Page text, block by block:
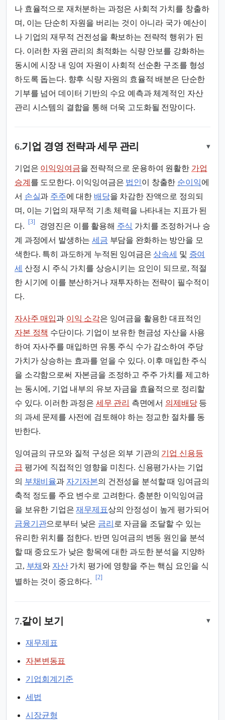
나 효율적으로 재처분하는 과정은 사회적 가치를 창출하
며, 이는 단순히 자원을 버리는 것이 아니라 국가 예산이
나 기업의 재무적 건전성을 확보하는 전략적 행위가 된
다. 이러한 자원 관리의 최적화는 식량 안보를 강화하는
동시에 시장 내 잉여 자원이 사회적 선순환 구조를 형성
하도록 돕는다. 향후 식량 자원의 효율적 배분은 단순한
기부를 넘어 데이터 기반의 수요 예측과 체계적인 자산
관리 시스템의 결합을 통해 더욱 고도화될 전망이다.
6.기업 경영 전략과 세무 관리 ▾
기업은 이익잉여금을 전략적으로 운용하여 원활한 가업
승계 를 도모한다. 이익잉여금은 법인이 창출한 순이익에
서 손실과 주주에 대한 배당을 차감한 잔액으로 정의되
며, 이는 기업의 재무적 기초 체력을 나타내는 지표가 된
다.
[3]
경영진은 이를 활용해 주식 가치를 조정하거나 승
계 과정에서 발생하는세금 부담을 완화하는 방안을 모
색한다. 특히 과도하게 누적된 잉여금은 상속세 및 증여
세 산정 시 주식 가치를 상승시키는 요인이 되므로, 적절
한 시기에 이를 분산하거나 재투자하는 전략이 필수적이
다.
자사주 매입과 이익 소각은 잉여금을 활용한 대표적인
자본 정책 수단이다. 기업이 보유한 현금성 자산을 사용
하여 자사주를 매입하면 유통 주식 수가 감소하여 주당
가치가 상승하는 효과를 얻을 수 있다. 이후 매입한 주식
을 소각함으로써 자본금을 조정하고 주주 가치를 제고하
는 동시에, 기업 내부의 유보 자금을 효율적으로 정리할
수 있다. 이러한 과정은 세무 관리 측면에서 의제배당등
의 과세 문제를 사전에 검토해야 하는 정교한 절차를 동
반한다.
잉여금의 규모와 질적 구성은 외부 기관의 기업 신용등
급 평가에 직접적인 영향을 미친다. 신용평가사는 기업
의 부채비율과 자기자본의 건전성을 분석할 때 잉여금의
축적 정도를 주요 변수로 고려한다. 충분한 이익잉여금
을 보유한 기업은재무제표상의 안정성이 높게 평가되어
금융기관으로부터 낮은 금리 로 자금을 조달할 수 있는
유리한 위치를 점한다. 반면 잉여금의 변동 원인을 분석
할 때 중요도가 낮은 항목에 대한 과도한 분석을 지양하
고, 부채 와 자산가치 평가에 영향을 주는 핵심 요인을 식
별하는 것이 중요하다.
[2]
7.같이 보기 ▾
재무제표
자본변동표
기업회계기준
세법
시장균형